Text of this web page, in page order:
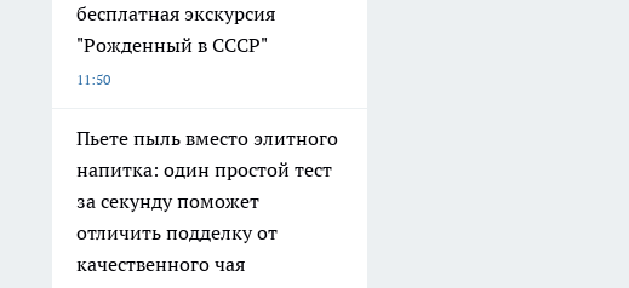
бесплатная экскурсия
"Рожденный в СССР"
11:50
Пьете пыль вместо элитного
напитка: один простой тест
за секунду поможет
отличить подделку от
качественного чая